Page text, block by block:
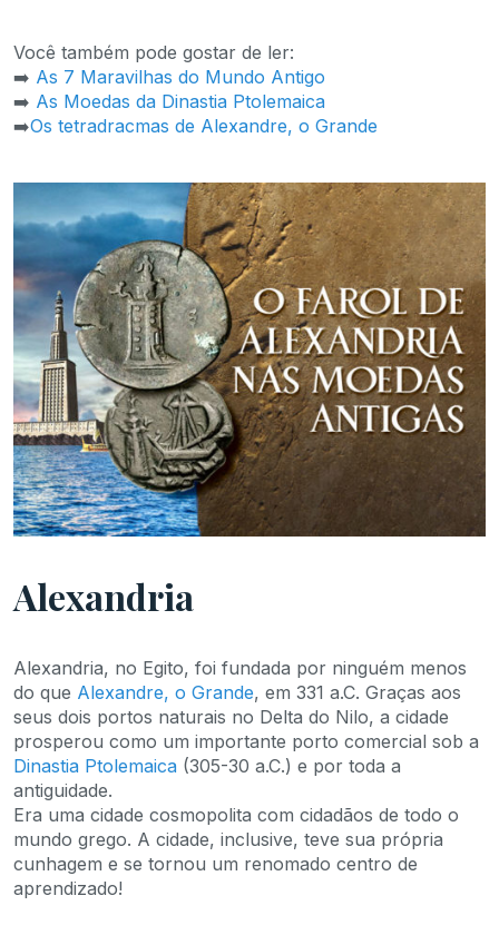
Você também pode gostar de ler:
➡️ As 7 Maravilhas do Mundo Antigo
➡️ As Moedas da Dinastia Ptolemaica
➡️Os tetradracmas de Alexandre, o Grande
Alexandria
Alexandria, no Egito, foi fundada por ninguém menos
do que Alexandre, o Grande, em 331 a.C. Graças aos
seus dois portos naturais no Delta do Nilo, a cidade
prosperou como um importante porto comercial sob a
Dinastia Ptolemaica (305-30 a.C.) e por toda a
antiguidade.
Era uma cidade cosmopolita com cidadãos de todo o
mundo grego. A cidade, inclusive, teve sua própria
cunhagem e se tornou um renomado centro de
aprendizado!